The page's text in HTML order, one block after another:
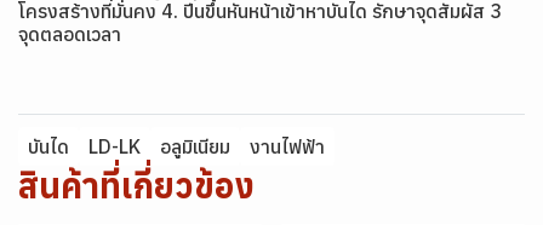
โครงสร้างที่มั่นคง 4. ปีนขึ้นหันหน้าเข้าหาบันได รักษาจุดสัมผัส 3
จุดตลอดเวลา
บันได LD-LK อลูมิเนียม งานไฟฟ้า
สินค้าที่เกี่ยวข้อง